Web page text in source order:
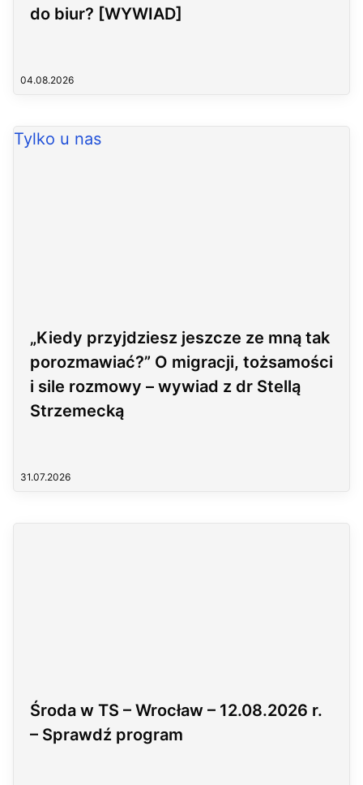
do biur? [WYWIAD]
04.08.2026
Tylko u nas
„Kiedy przyjdziesz jeszcze ze mną tak
porozmawiać?” O migracji, tożsamości
i sile rozmowy – wywiad z dr Stellą
Strzemecką
31.07.2026
Środa w TS – Wrocław – 12.08.2026 r.
– Sprawdź program